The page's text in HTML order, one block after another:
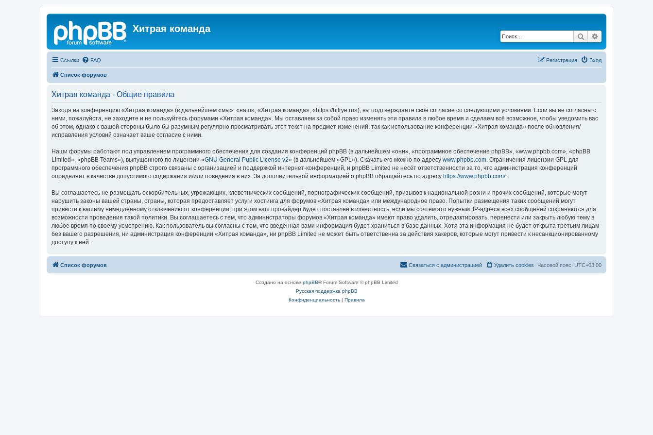
Хитрая команда
Поиск
Ссылки FAQ Вход
Регистрация
Список форумов
Хитрая команда - Общие правила
Заходя на конференцию «Хитрая команда» (в дальнейшем «мы», «наш», «Хитрая команда», «https://hitrye.ru»), вы подтверждаете своё согласие со следующими условиями. Если вы не согласны с
ними, пожалуйста, не заходите и не пользуйтесь форумами «Хитрая команда». Мы оставляем за собой право изменять эти правила в любое время и сделаем всё возможное, чтобы уведомить вас
об этом, однако с вашей стороны было бы разумным регулярно просматривать этот текст на предмет изменений, так как использование конференции «Хитрая команда» после обновления/
исправления условий означает ваше согласие с ними.
Наши форумы работают под управлением программного обеспечения для создания конференций phpBB (в дальнейшем «они», «программное обеспечение phpBB», «www.phpbb.com», «phpBB
Limited», «phpBB Teams»), выпущенного по лицензии «GNU General Public License v2» (в дальнейшем «GPL»). Скачать его можно по адресу www.phpbb.com. Ограничения лицензии GPL для
программного обеспечения phpBB строго связаны с организацией и поддержкой интернет-конференций, и phpBB Limited не несёт ответственности за то, что администрация конференций
определяет в качестве допустимого содержания и/или поведения в них. За дополнительной информацией о phpBB обращайтесь по адресу https://www.phpbb.com/.
Вы соглашаетесь не размещать оскорбительных, угрожающих, клеветнических сообщений, порнографических сообщений, призывов к национальной розни и прочих сообщений, которые могут
нарушить законы вашей страны, страны, которая предоставляет услуги хостинга для форумов «Хитрая команда» или международное право. Попытки размещения таких сообщений могут
привести к вашему немедленному отключению от конференции, при этом ваш провайдер будет поставлен в известность, если мы сочтём это нужным. IP-адреса всех сообщений сохраняются для
возможности проведения такой политики. Вы соглашаетесь с тем, что администраторы форумов «Хитрая команда» имеют право удалить, отредактировать, перенести или закрыть любую тему в
любое время по своему усмотрению. Как пользователь вы согласны с тем, что введённая вами информация будет храниться в базе данных. Хотя эта информация не будет открыта третьим лицам
без вашего разрешения, ни администрация конференции «Хитрая команда», ни phpBB Limited не может быть ответственна за действия хакеров, которые могут привести к несанкционированному
доступу к ней.
Список форумов Часовой пояс: UTC+03:00
Удалить cookies
Связаться с администрацией
Создано на основе phpBB® Forum Software © phpBB Limited
Русская поддержка phpBB
Конфиденциальность| Правила